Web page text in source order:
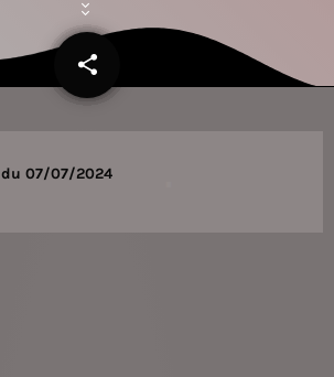
share
email
du 07/07/2024